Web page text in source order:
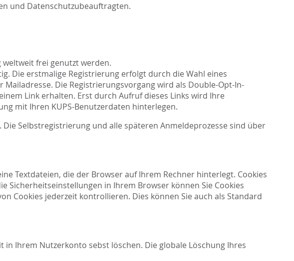
und Datenschutzubeauftragten.
frei genutzt werden.
Die erstmalige Registrierung erfolgt durch die Wahl eines
Die Registrierungsvorgang wird als Double-Opt-In-
Link erhalten. Erst durch Aufruf dieses Links wird Ihre
mit Ihren KUPS-Benutzerdaten hinterlegen.
Selbstregistrierung und alle späteren Anmeldeprozesse sind über
Textdateien, die der Browser auf Ihrem Rechner hinterlegt. Cookies
Sicherheitseinstellungen in Ihrem Browser können Sie Cookies
Cookies jederzeit kontrollieren. Dies können Sie auch als Standard
Ihrem Nutzerkonto sebst löschen. Die globale Löschung Ihres